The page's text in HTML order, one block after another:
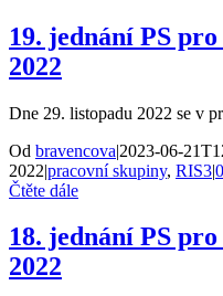
19. jednání PS
2022
Dne 29. listopadu 2022 se v
Od bravencova|2023-06-
2022|pracovní skupiny, RIS3|
Čtěte dále
18. jednání PS
2022